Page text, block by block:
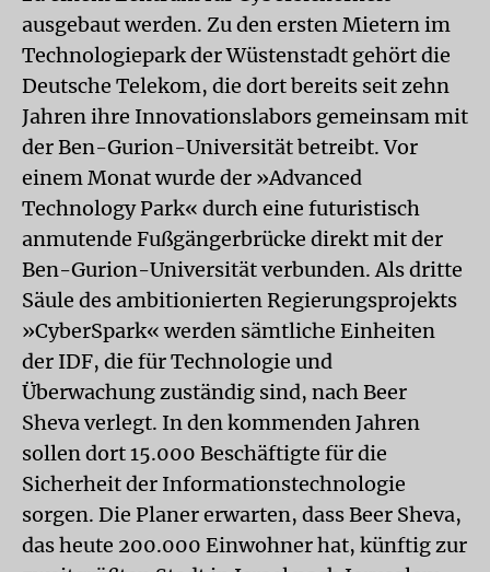
ausgebaut werden. Zu den ersten Mietern im
Technologiepark der Wüstenstadt gehört die
Deutsche Telekom, die dort bereits seit zehn
Jahren ihre Innovationslabors gemeinsam mit
der Ben-Gurion-Universität betreibt. Vor
einem Monat wurde der »Advanced
Technology Park« durch eine futuristisch
anmutende Fußgängerbrücke direkt mit der
Ben-Gurion-Universität verbunden. Als dritte
Säule des ambitionierten Regierungsprojekts
»CyberSpark« werden sämtliche Einheiten
der IDF, die für Technologie und
Überwachung zuständig sind, nach Beer
Sheva verlegt. In den kommenden Jahren
sollen dort 15.000 Beschäftigte für die
Sicherheit der Informationstechnologie
sorgen. Die Planer erwarten, dass Beer Sheva,
das heute 200.000 Einwohner hat, künftig zur